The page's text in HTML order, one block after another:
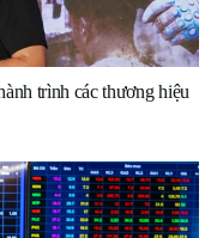
trình các thương hiệu